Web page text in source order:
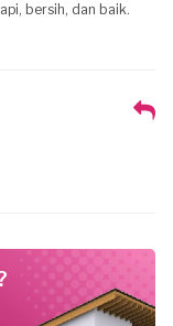
bersih, dan baik.